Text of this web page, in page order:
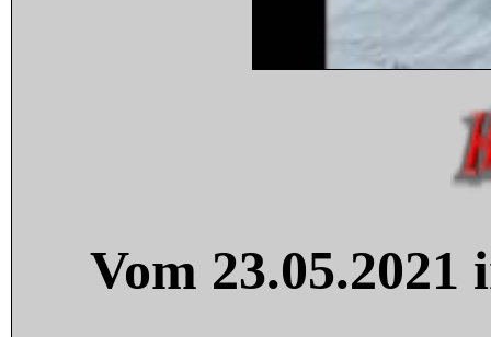
Vom